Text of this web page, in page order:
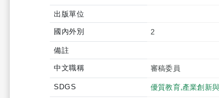
出版單位
國內外別 2
備註
中文職稱 審稿委員
SDGS 優質教育,產業創新